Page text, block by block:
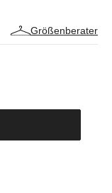
Größenberater